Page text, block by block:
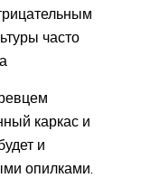
часто
каркас и
и
опилками.